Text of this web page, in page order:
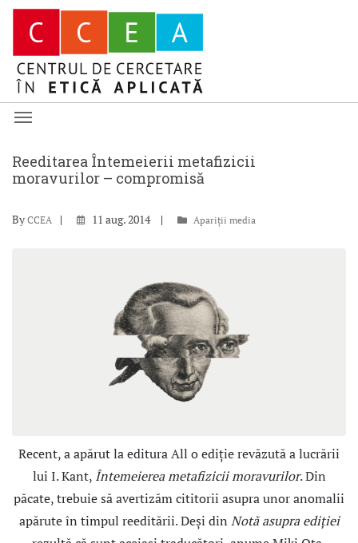
Reeditarea Întemeierii metafizicii
moravurilor – compromisă
By CCEA 11 aug. 2014 Apariții media
Recent, a apărut la editura All o ediţie revăzută a lucrării
lui I. Kant, Întemeierea metafizicii moravurilor. Din
păcate, trebuie să avertizăm cititorii asupra unor anomalii
apărute în timpul reeditării. Deşi din Notă asupra ediţiei